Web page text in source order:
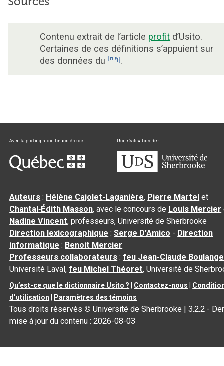
Contenu extrait de l’article profit d’Usito.
Certaines de ces définitions s’appuient sur
des données du
.
Auteurs : Hélène Cajolet-Laganière, Pierre Martel et
Chantal‑Édith Masson, avec le concours de Louis Mercier
Nadine Vincent, professeurs, Université de Sherbrooke
Direction lexicographique :Serge D’Amico - Direction
informatique : Benoit Mercier
Professeurs collaborateurs :feu Jean-Claude
Université Laval,feu Michel Théoret, Université de
Qu’est-ce que le dictionnaire Usito ? Contactez-nous
d’utilisation
Paramètres des témoins
Tous droits réservés © Université de Sherbrooke |3.2.2 -
mise à jour du contenu :2026-08-03